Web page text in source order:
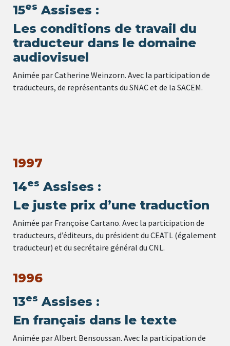
15es Assises :
Les conditions de travail du
traducteur dans le domaine
audiovisuel
Animée par Catherine Weinzorn. Avec la participation de
traducteurs, de représentants du SNAC et de la SACEM.
1997
14es Assises :
Le juste prix d’une traduction
Animée par Françoise Cartano. Avec la participation de
traducteurs, d’éditeurs, du président du CEATL (également
traducteur) et du secrétaire général du CNL.
1996
13es Assises :
En français dans le texte
Animée par Albert Bensoussan. Avec la participation de